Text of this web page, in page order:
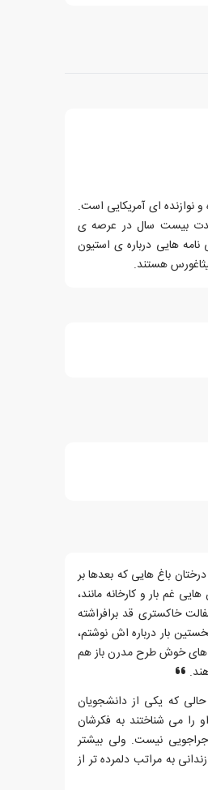
استاد دانشگاه و نوازنده ای آمریکایی است.
بیست سال در عرصه ی
هایی درباره ی استیون
هستند.
باغ هایی که بعدها بر
غم بار و کارخانه مانند،
خاکستری قد برافراشته
بار درباره اش نوشتم،
های خوش طرح مدرن باز هم
که یکی از دانشجویان
می شناختند به فکرشان
نیست. ولی بیشتر
به مراتب دلمرده تر از